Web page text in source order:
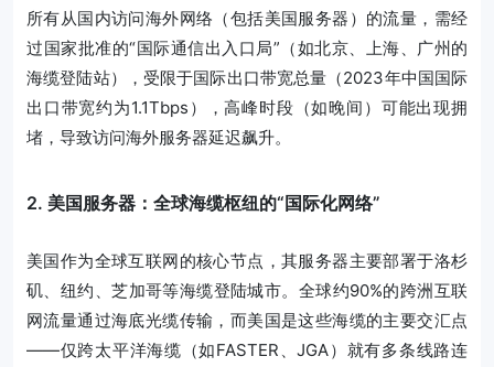
所有从国内访问海外网络（包括美国服务器）的流量，需经
过国家批准的“国际通信出入口局”（如北京、上海、广州的
海缆登陆站），受限于国际出口带宽总量（2023年中国国际
出口带宽约为1.1Tbps），高峰时段（如晚间）可能出现拥
堵，导致访问海外服务器延迟飙升。
2. 美国服务器：全球海缆枢纽的“国际化网络”
美国作为全球互联网的核心节点，其服务器主要部署于洛杉
矶、纽约、芝加哥等海缆登陆城市。全球约90%的跨洲互联
网流量通过海底光缆传输，而美国是这些海缆的主要交汇点
——仅跨太平洋海缆（如FASTER、JGA）就有多条线路连